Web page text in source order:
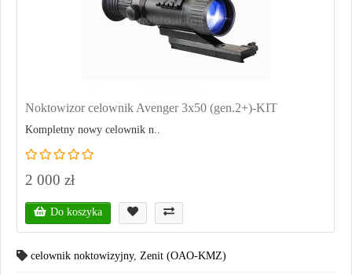
Noktowizor celownik Avenger 3x50 (gen.2+)-KIT
Kompletny nowy celownik n..
2 000 zł
Do koszyka
celownik noktowizyjny, Zenit (OAO-KMZ)